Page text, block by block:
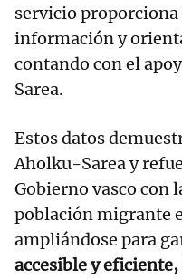
servicio
información y
contando con el
Sarea.
Estos datos
Aholku-Sarea y
Gobierno vasco con
población migrante
ampliándose para
accesible y